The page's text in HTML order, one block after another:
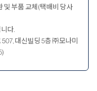
및 부품 교체(택배비 당사
다.
대신빌딩 5층 ㈜모나미